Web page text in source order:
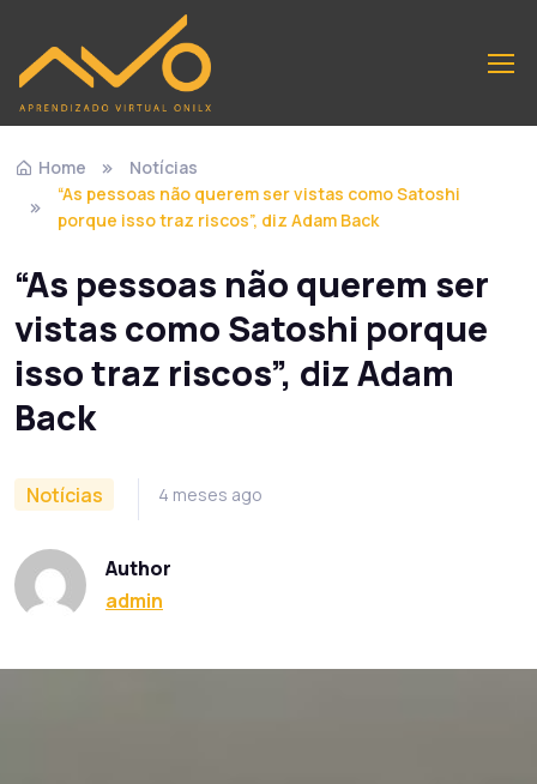
Home
Notícias
“As pessoas não querem ser vistas como Satoshi
porque isso traz riscos”, diz Adam Back
“As pessoas não querem ser
vistas como Satoshi porque
isso traz riscos”, diz Adam
Back
Notícias 4 meses ago
Author
admin